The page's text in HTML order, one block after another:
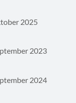
2025
2023
2024